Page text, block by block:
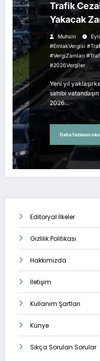
Trafik
Yakacak
Muhsin
#EmlakVergisi
#VergiZamları
#2026Vergiler
Yeni yıl
sahibi
2026…
Daha fazlasını oku
Editoryal İlkeler
Gizlilik Politikası
Hakkımızda
İletişim
Kullanım Şartları
Künye
Sıkça Sorulan Sorular